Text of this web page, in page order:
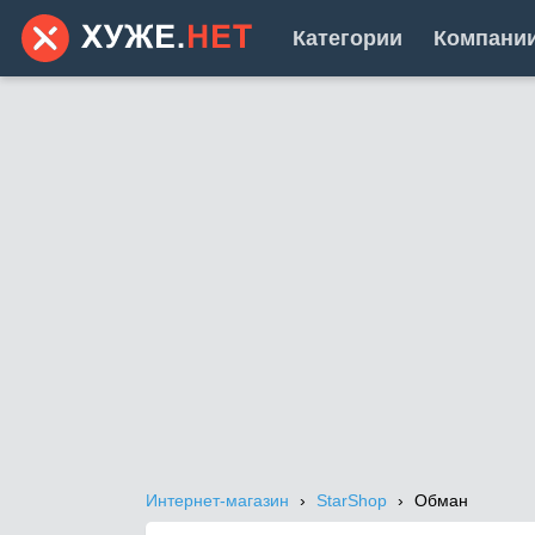
Категории
Интернет-магазин StarShop Обман